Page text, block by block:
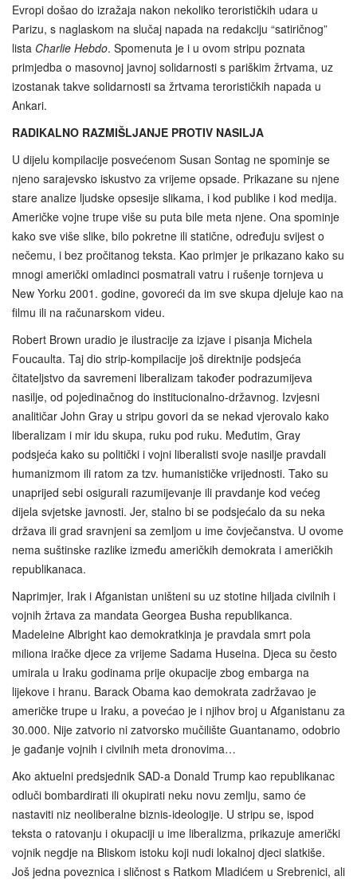
Evropi došao do izražaja nakon nekoliko terorističkih udara u
Parizu, s naglaskom na slučaj napada na redakciju “satiričnog”
lista Charlie Hebdo. Spomenuta je i u ovom stripu poznata
primjedba o masovnoj javnoj solidarnosti s pariškim žrtvama, uz
izostanak takve solidarnosti sa žrtvama terorističkih napada u
Ankari.
RADIKALNO RAZMIŠLJANJE PROTIV NASILJA
U dijelu kompilacije posvećenom Susan Sontag ne spominje se
njeno sarajevsko iskustvo za vrijeme opsade. Prikazane su njene
stare analize ljudske opsesije slikama, i kod publike i kod medija.
Američke vojne trupe više su puta bile meta njene. Ona spominje
kako sve više slike, bilo pokretne ili statične, određuju svijest o
nečemu, i bez pročitanog teksta. Kao primjer je prikazano kako su
mnogi američki omladinci posmatrali vatru i rušenje tornjeva u
New Yorku 2001. godine, govoreći da im sve skupa djeluje kao na
filmu ili na računarskom videu.
Robert Brown uradio je ilustracije za izjave i pisanja Michela
Foucaulta. Taj dio strip-kompilacije još direktnije podsjeća
čitateljstvo da savremeni liberalizam također podrazumijeva
nasilje, od pojedinačnog do institucionalno-državnog. Izvjesni
analitičar John Gray u stripu govori da se nekad vjerovalo kako
liberalizam i mir idu skupa, ruku pod ruku. Međutim, Gray
podsjeća kako su politički i vojni liberalisti svoje nasilje pravdali
humanizmom ili ratom za tzv. humanističke vrijednosti. Tako su
unaprijed sebi osigurali razumijevanje ili pravdanje kod većeg
dijela svjetske javnosti. Jer, stalno bi se podsjećalo da su neka
država ili grad sravnjeni sa zemljom u ime čovječanstva. U ovome
nema suštinske razlike između američkih demokrata i američkih
republikanaca.
Naprimjer, Irak i Afganistan uništeni su uz stotine hiljada civilnih i
vojnih žrtava za mandata Georgea Busha republikanca.
Madeleine Albright kao demokratkinja je pravdala smrt pola
miliona iračke djece za vrijeme Sadama Huseina. Djeca su često
umirala u Iraku godinama prije okupacije zbog embarga na
lijekove i hranu. Barack Obama kao demokrata zadržavao je
američke trupe u Iraku, a povećao je i njihov broj u Afganistanu za
30.000. Nije zatvorio ni zatvorsko mučilište Guantanamo, odobrio
je gađanje vojnih i civilnih meta dronovima…
Ako aktuelni predsjednik SAD-a Donald Trump kao republikanac
odluči bombardirati ili okupirati neku novu zemlju, samo će
nastaviti niz neoliberalne biznis-ideologije. U stripu se, ispod
teksta o ratovanju i okupaciji u ime liberalizma, prikazuje američki
vojnik negdje na Bliskom istoku koji nudi lokalnoj djeci slatkiše.
Još jedna poveznica i sličnost s Ratkom Mladićem u Srebrenici, ali